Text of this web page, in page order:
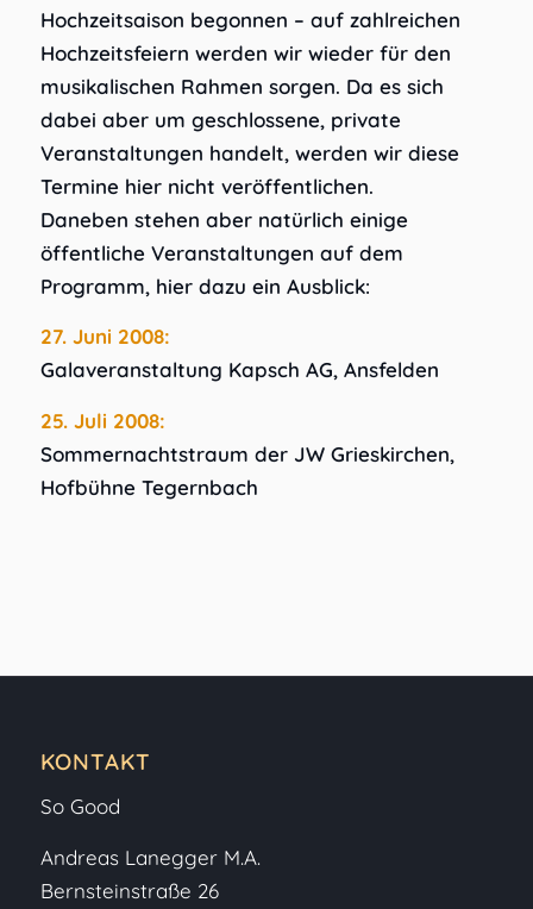
Hochzeitsaison begonnen – auf zahlreichen
Hochzeitsfeiern werden wir wieder für den
musikalischen Rahmen sorgen. Da es sich
dabei aber um geschlossene, private
Veranstaltungen handelt, werden wir diese
Termine hier nicht veröffentlichen.
Daneben stehen aber natürlich einige
öffentliche Veranstaltungen auf dem
Programm, hier dazu ein Ausblick:
27. Juni 2008:
Galaveranstaltung Kapsch AG, Ansfelden
25. Juli 2008:
Sommernachtstraum der JW Grieskirchen,
Hofbühne Tegernbach
KONTAKT
So Good
Andreas Lanegger M.A.
Bernsteinstraße 26